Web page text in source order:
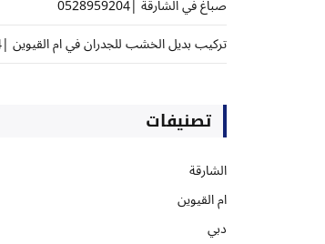
صباغ في الشارقة |0528959204
تركيب بديل الخشب للجدران في ام القيوين |0528959204
تصنيفات
الشارقة
ام القيوين
دبي